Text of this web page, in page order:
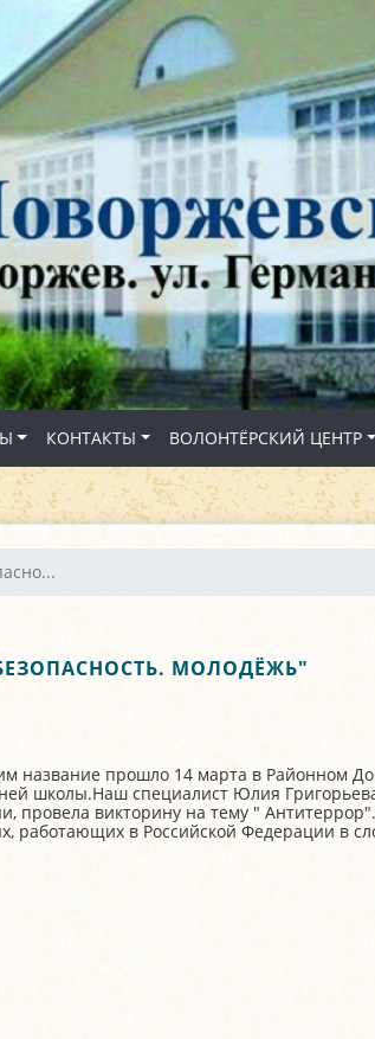
КОНТАКТЫ ВОЛОНТЁРСКИЙ ЦЕНТР
МОЛОДЁЖЬ"
название прошло 14 марта в Районном
школы.Наш специалист Юлия
провела викторину на тему "
работающих в Российской Федерации в